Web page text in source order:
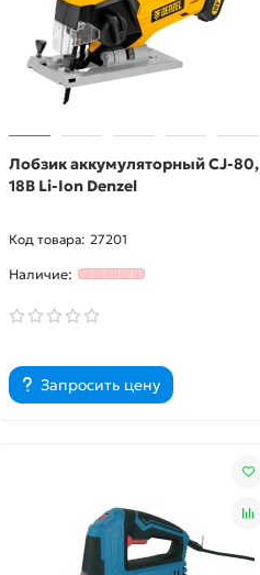
Лобзик аккумуляторный CJ-80,
18В Li-Ion Denzel
27201
Запросить цену